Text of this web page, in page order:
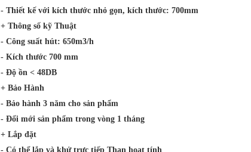
- Thiết kế với kích thước nhỏ gọn, kích thước: 700mm
+ Thông số kỹ Thuật
- Công suất hút: 650m3/h
- Kích thước 700 mm
- Độ ồn < 48DB
+ Bảo Hành
- Bảo hành 3 năm cho sản phẩm
- Đổi mới sản phẩm trong vòng 1 tháng
+ Lắp đặt
- Có thể lắp và khử trực tiếp Than hoạt tính